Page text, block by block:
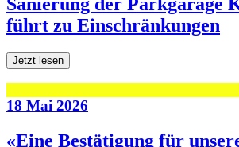
führt zu Einschränkungen
Jetzt lesen
18 Mai 2026
«Eine Bestätigung für